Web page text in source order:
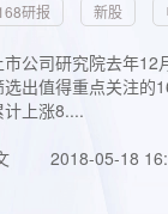
研报 新股
市公司研究院去年
选出值得重点关注的
上涨8....
2018-05-18